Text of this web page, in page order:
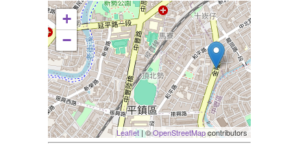
+
−
Leaflet| ©OpenStreetMapcontributors